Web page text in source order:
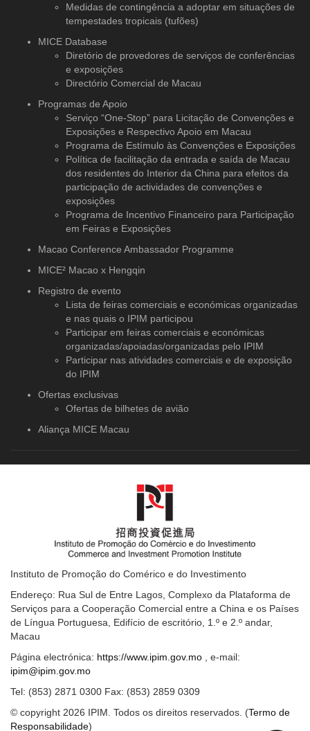
Medidas de contingência a adoptar em situações de
tempestades tropicais (tufões)
MICE Database
Diretório de provedores de serviços de conferências
e exposições
Directório Comercial de Macau
Programas de Apoio
Serviço “One-Stop” para Licitação de Convenções e
Exposições e Respectivo Apoio em Macau
Programa de Estímulo às Convenções e Exposições
Política de facilitação da entrada e saída de Macau
dos residentes do Interior da China para efeitos da
participação de actividades de convenções e
exposições
Programa de Incentivo Financeiro para Participação
em Feiras e Exposições
Macao Conference Ambassador Programme
MICE² Macao x Hengqin
Registro de evento
Lista de feiras comerciais e económicas organizadas
e nas quais o IPIM participou
Participar em feiras comerciais e económicas
organizadas/apoiadas/organizadas pelo IPIM
Participar nas atividades comerciais e de exposição
do IPIM
Ofertas exclusivas
Ofertas de bilhetes de avião
Aliança MICE Macau
Instituto de Promoção do Comérico e do Investimento
Endereço: Rua Sul de Entre Lagos, Complexo da Plataforma de
Serviços para a Cooperação Comercial entre a China e os Países
de Língua Portuguesa, Edifício de escritório, 1.º e 2.º andar,
Macau
Página electrónica: https://www.ipim.gov.mo , e-mail:
ipim@ipim.gov.mo
Tel: (853) 2871 0300 Fax: (853) 2859 0309
© copyright 2026 IPIM. Todos os direitos reservados. (Termo de
Responsabilidade)